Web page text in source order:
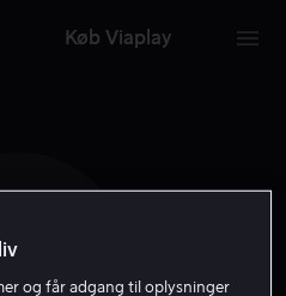
Køb Viaplay
Rog får adgang til oplysninger